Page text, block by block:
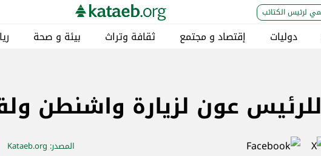
لرئيس الكتائب
دوليات إقتصاد و مجتمع ثقافة وتراث بيئة و صحة
عون لزيارة واشنطن
المصدر: Kataeb.org